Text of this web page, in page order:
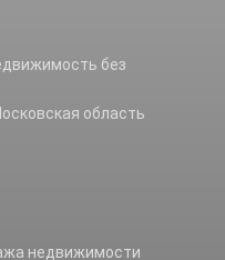
без
область